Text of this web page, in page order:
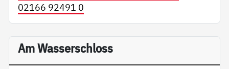
02166 92491 0
Am Wasserschloss